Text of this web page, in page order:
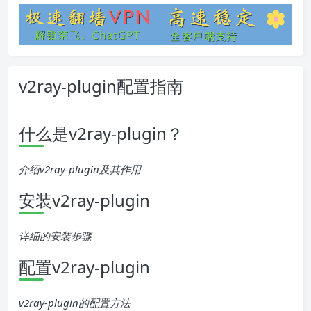
v2ray-plugin配置指南
什么是v2ray-plugin？
介绍v2ray-plugin及其作用
安装v2ray-plugin
详细的安装步骤
配置v2ray-plugin
v2ray-plugin的配置方法